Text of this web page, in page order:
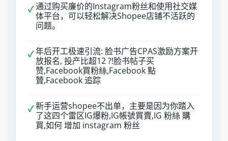
✓通过购买廉价的Instagram粉丝和使用社交媒
体平台，可以轻松解决Shopee店铺不活跃的
问题。
✓年后开工极速引流: 脸书广告CPAS激励方案开
放报名, 投产比超12 ?!脸书帖子买
赞,Facebook買粉絲,Facebook 點
贊,Facebook 追踪
✓新手运营shopee不出单，主要是因为你踏入
了这四个雷区IG爆粉,IG帳號買賣,IG 粉絲 購
買,如何 增加 instagram 粉丝